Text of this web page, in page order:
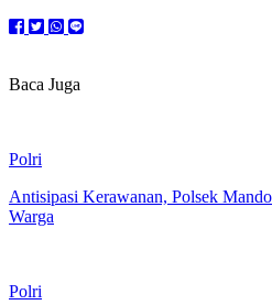
Baca Juga
Polri
Antisipasi Kerawanan, Polsek
Warga
Polri